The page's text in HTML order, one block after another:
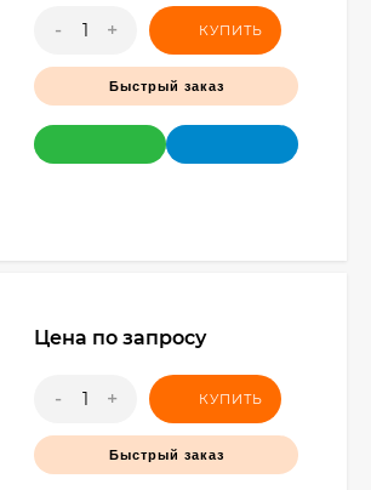
- + КУПИТЬ
Быстрый заказ
Цена по запросу
- + КУПИТЬ
Быстрый заказ